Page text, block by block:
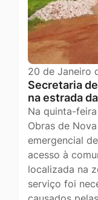
20 de Janeiro
Secretaria
na estrada
Na quinta-
Obras de
emergencial
acesso à
localizada na
serviço foi